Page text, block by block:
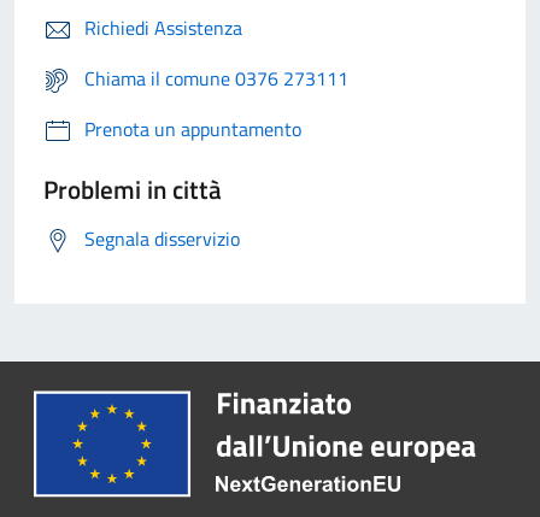
Richiedi Assistenza
Chiama il comune 0376 273111
Prenota un appuntamento
Problemi in città
Segnala disservizio